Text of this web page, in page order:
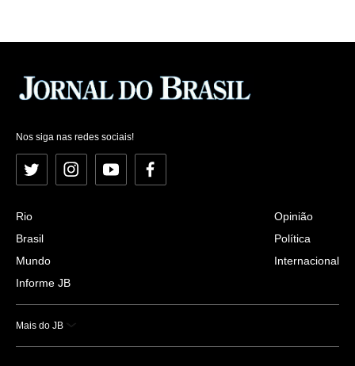
Nos siga nas redes sociais!
Twitter InstagramYouTubeFacebook
Rio
Brasil
Mundo
Informe JB
Opinião
Política
Internacional
Mais do JB
Esportes